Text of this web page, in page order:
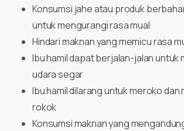
Konsumsi jahe atau produk
untuk mengurangi rasa mual
Hindari maknan yang memicu rasa
Ibu hamil dapat berjalan-jalan untuk
udara segar
Ibu hamil dilarang untuk meroko dan
rokok
Konsumsi maknan yang